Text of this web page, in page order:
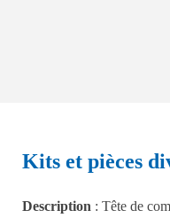
Kits et pièces
Description : Tête de